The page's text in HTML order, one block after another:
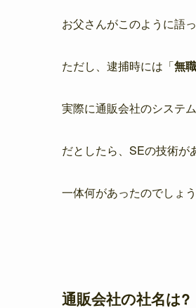
お父さんがこのように語っ
ただし、逮捕時には「無職
実際に通販会社のシステ
だとしたら、SEの技術が
一体何があったのでしょう
通販会社の社名は?